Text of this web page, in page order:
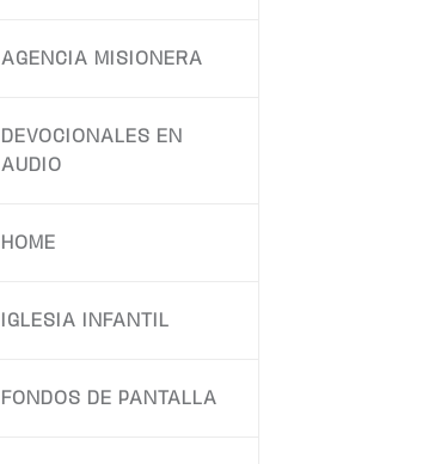
AGENCIA MISIONERA
DEVOCIONALES EN
AUDIO
HOME
IGLESIA INFANTIL
FONDOS DE PANTALLA